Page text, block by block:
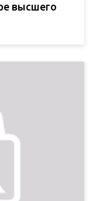
высшего